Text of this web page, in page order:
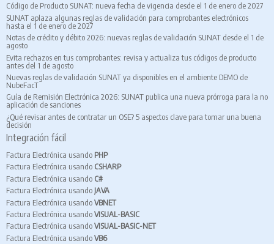
Código de Producto SUNAT: nueva fecha de vigencia desde el 1 de enero de 2027
SUNAT aplaza algunas reglas de validación para comprobantes electrónicos
hasta el 1 de enero de 2027
Notas de crédito y débito 2026: nuevas reglas de validación SUNAT desde el 1 de
agosto
Evita rechazos en tus comprobantes: revisa y actualiza tus códigos de producto
antes del 1 de agosto
Nuevas reglas de validación SUNAT ya disponibles en el ambiente DEMO de
NubeFacT
Guía de Remisión Electrónica 2026: SUNAT publica una nueva prórroga para la no
aplicación de sanciones
¿Qué revisar antes de contratar un OSE? 5 aspectos clave para tomar una buena
decisión
Integración fácil
Factura Electrónica usando PHP
Factura Electrónica usando CSHARP
Factura Electrónica usando C#
Factura Electrónica usandoJAVA
Factura Electrónica usandoVBNET
Factura Electrónica usandoVISUAL-BASIC
Factura Electrónica usandoVISUAL-BASIC-NET
Factura Electrónica usandoVB6